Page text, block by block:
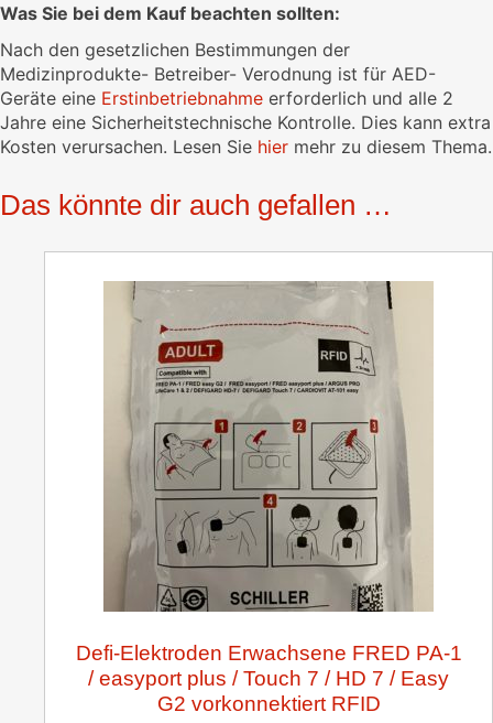
Was Sie bei dem Kauf beachten sollten:
Nach den gesetzlichen Bestimmungen der
Medizinprodukte- Betreiber- Verodnung ist für AED-
Geräte eine Erstinbetriebnahme erforderlich und alle 2
Jahre eine Sicherheitstechnische Kontrolle. Dies kann extra
Kosten verursachen. Lesen Sie hier mehr zu diesem Thema.
Das könnte dir auch gefallen …
Defi-Elektroden Erwachsene FRED PA-1
/ easyport plus / Touch 7 / HD 7 / Easy
G2 vorkonnektiert RFID